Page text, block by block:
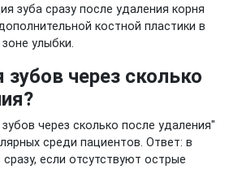
зуба сразу после удаления корня
костной пластики в
улыбки.
через сколько
через сколько после удаления"
среди пациентов. Ответ: в
если отсутствуют острые